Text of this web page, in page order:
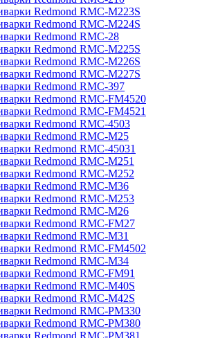
Redmond RMC-M223S
Redmond RMC-M224S
Redmond RMC-28
Redmond RMC-M225S
Redmond RMC-M226S
Redmond RMC-M227S
Redmond RMC-397
Redmond RMC-FM4520
Redmond RMC-FM4521
Redmond RMC-4503
Redmond RMC-M25
Redmond RMC-45031
Redmond RMC-M251
Redmond RMC-M252
Redmond RMC-M36
Redmond RMC-M253
Redmond RMC-M26
Redmond RMC-FM27
Redmond RMC-M31
Redmond RMC-FM4502
Redmond RMC-M34
Redmond RMC-FM91
Redmond RMC-M40S
Redmond RMC-M42S
Redmond RMC-PM330
Redmond RMC-PM380
Redmond RMC-PM381